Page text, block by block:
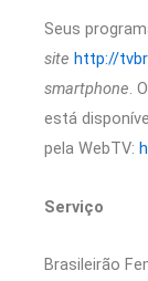
Seus
site http://
smartphone.
está
pela WebTV:
Serviço
Brasileirão